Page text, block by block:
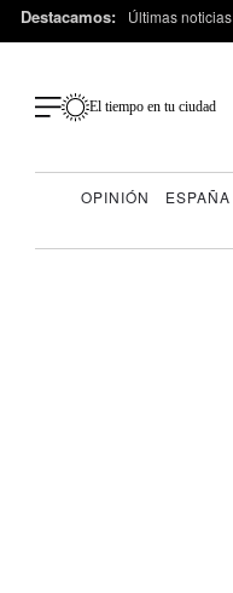
Destacamos: Últimas noticias
El tiempo en tu ciudad
OPINIÓN ESPAÑA